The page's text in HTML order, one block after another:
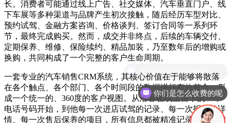
长。消费者可能通过线上广告、社交媒体、汽车垂直门户、线
下车展等多种渠道与品牌产生初次接触，随后经历车型对比、
预约试驾、金融方案咨询、价格谈判、签订合同等一系列环
节，最终完成购买。然而，成交并非终点，后续的车辆交付、
定期保养、维修、保险续约、精品加装，乃至数年后的增购或
换购，共同构成了一个完整的客户生命周期。
一套专业的汽车销售CRM系统，其核心价值在于能够将散落
在各个触点、各个部门、各个时间段的数据进行有效整合，形
成一个统一的、360度的客户视图。从潜客在线上留下的一个
电话号码开始，到他每一次进店试驾的记录、每一次报价的详
情、每一次售后保养的项目，所有信息都被精准记录、关联和
你们是怎么收费的呢